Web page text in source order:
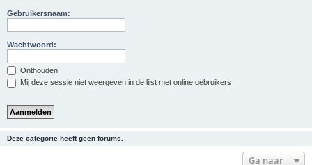
Gebruikersnaam:
Wachtwoord:
Onthouden
Mij deze sessie niet weergeven in de lijst met online gebruikers
Deze categorie heeft geen forums.
Ga naar